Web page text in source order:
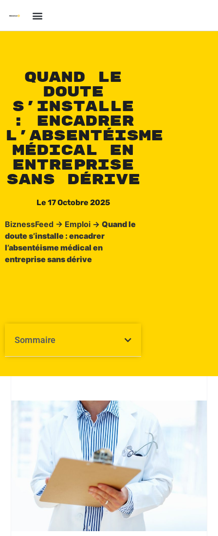
Quand le
doute
s’installe
: encadrer
l’absentéisme
médical en
entreprise
sans dérive
Le 17 Octobre 2025
BiznessFeed → Emploi → Quand le
doute s’installe : encadrer
l’absentéisme médical en
entreprise sans dérive
Sommaire